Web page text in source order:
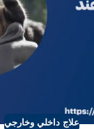
علاج داخلي وخارجي